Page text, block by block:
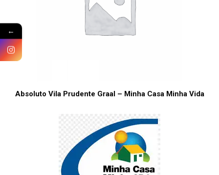
Absoluto Vila Prudente Graal – Minha Casa Minha Vida
←